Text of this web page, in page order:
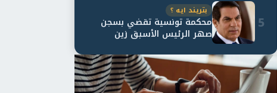
5
بتريند ايه ؟
محكمة تونسية تقضي بسجن
صهر الرئيس الأسبق زين
العابدين بن علي لمدة...